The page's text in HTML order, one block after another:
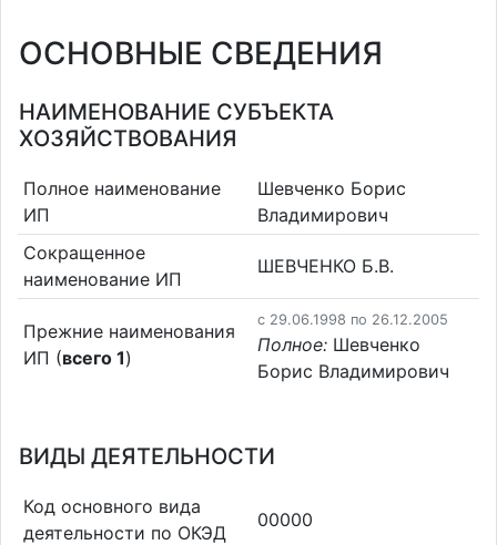
ОСНОВНЫЕ СВЕДЕНИЯ
НАИМЕНОВАНИЕ СУБЪЕКТА
ХОЗЯЙСТВОВАНИЯ
Полное наименование
ИП
Шевченко Борис
Владимирович
Сокращенное
наименование ИП
ШЕВЧЕНКО Б.В.
Прежние наименования
ИП (всего 1)
c 29.06.1998 по 26.12.2005
Полное: Шевченко
Борис Владимирович
ВИДЫ ДЕЯТЕЛЬНОСТИ
Код основного вида
деятельности по ОКЭД
00000